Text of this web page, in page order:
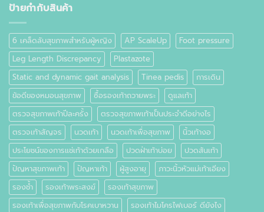
ป้ายกำกับสินค้า
6 เคล็ดลับสุขภาพสำหรับผู้หญิง AP ScaleUp
Foot pressure
Leg Length Discrepancy
Plastazote
Static and dynamic gait analysis
Tinea pedis
การเดิน
ข้อดีของหมอนสุขภาพ
ซื้อรองเท้าถวายพระ
ดูแลเท้า
ตรวจสุขภาพเท้าปีละครั้ง
ตรวจสุขภาพเท้าเป็นประจำดีอย่างไร
ตรวจเท้าสัญจร
นวดเท้า นวดเท้าเพื่อสุขภาพ
นิ้วเท้างอ
ประโยชน์ของการแช่เท้าด้วยเกลือ
ปวดฝ่าเท้าบ่อย
ปวดส้นเท้า
ปัญหาสุขภาพเท้า
ปัญหาเท้า ผู้สูงอายุ
ภาวะนิ้วหัวแม่เท้าเอียง
รองช้ำ
รองเท้าพระสงฆ์
รองเท้าสุขภาพ
รองเท้าเพื่อสุขภาพกับโรคเบาหวาน
รองเท้าไมโครไฟเบอร์ ดียังไง